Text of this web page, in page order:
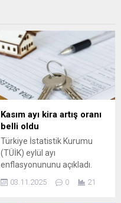
Kasım ayı kira artış oranı
belli oldu
Türkiye İstatistik Kurumu
(TÜİK) eylül ayı
enflasyonununu açıkladı.
Açıklanan verilere göre,
ekimde Tüketici fiyat
03.11.2025 0 21